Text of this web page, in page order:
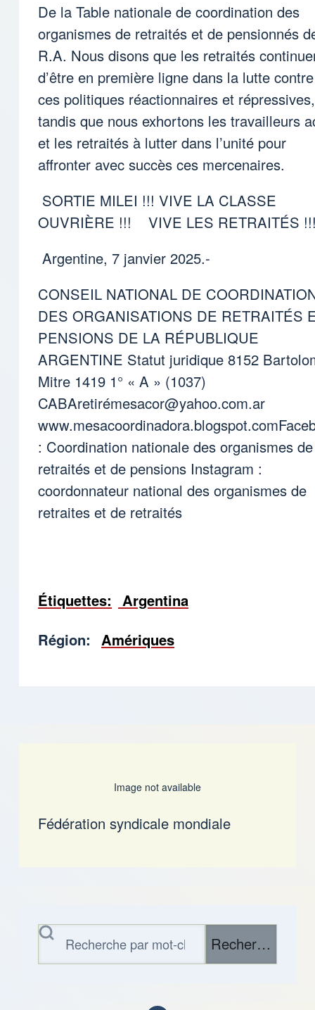
De la Table nationale de coordination des
organismes de retraités et de pensionnés
R.A. Nous disons que les retraités
d’être en première ligne dans la lutte contre
ces politiques réactionnaires et répressives,
tandis que nous exhortons les travailleurs
et les retraités à lutter dans l’unité pour
affronter avec succès ces mercenaires.
SORTIE MILEI !!! VIVE LA CLASSE
OUVRIÈRE !!! VIVE LES RETRAITÉS
Argentine, 7 janvier 2025.-
CONSEIL NATIONAL DE
DES ORGANISATIONS DE RETRAITÉS
PENSIONS DE LA RÉPUBLIQUE
ARGENTINE Statut juridique 8152
Mitre 1419 1° « A » (1037)
CABAretirémesacor@yahoo.com.ar
: Coordination nationale des organismes de
retraités et de pensions Instagram :
coordonnateur national des organismes de
retraites et de retraités
Étiquettes
Argentina
Région
Amériques
Image not available
Fédération syndicale mondiale
Rechercher